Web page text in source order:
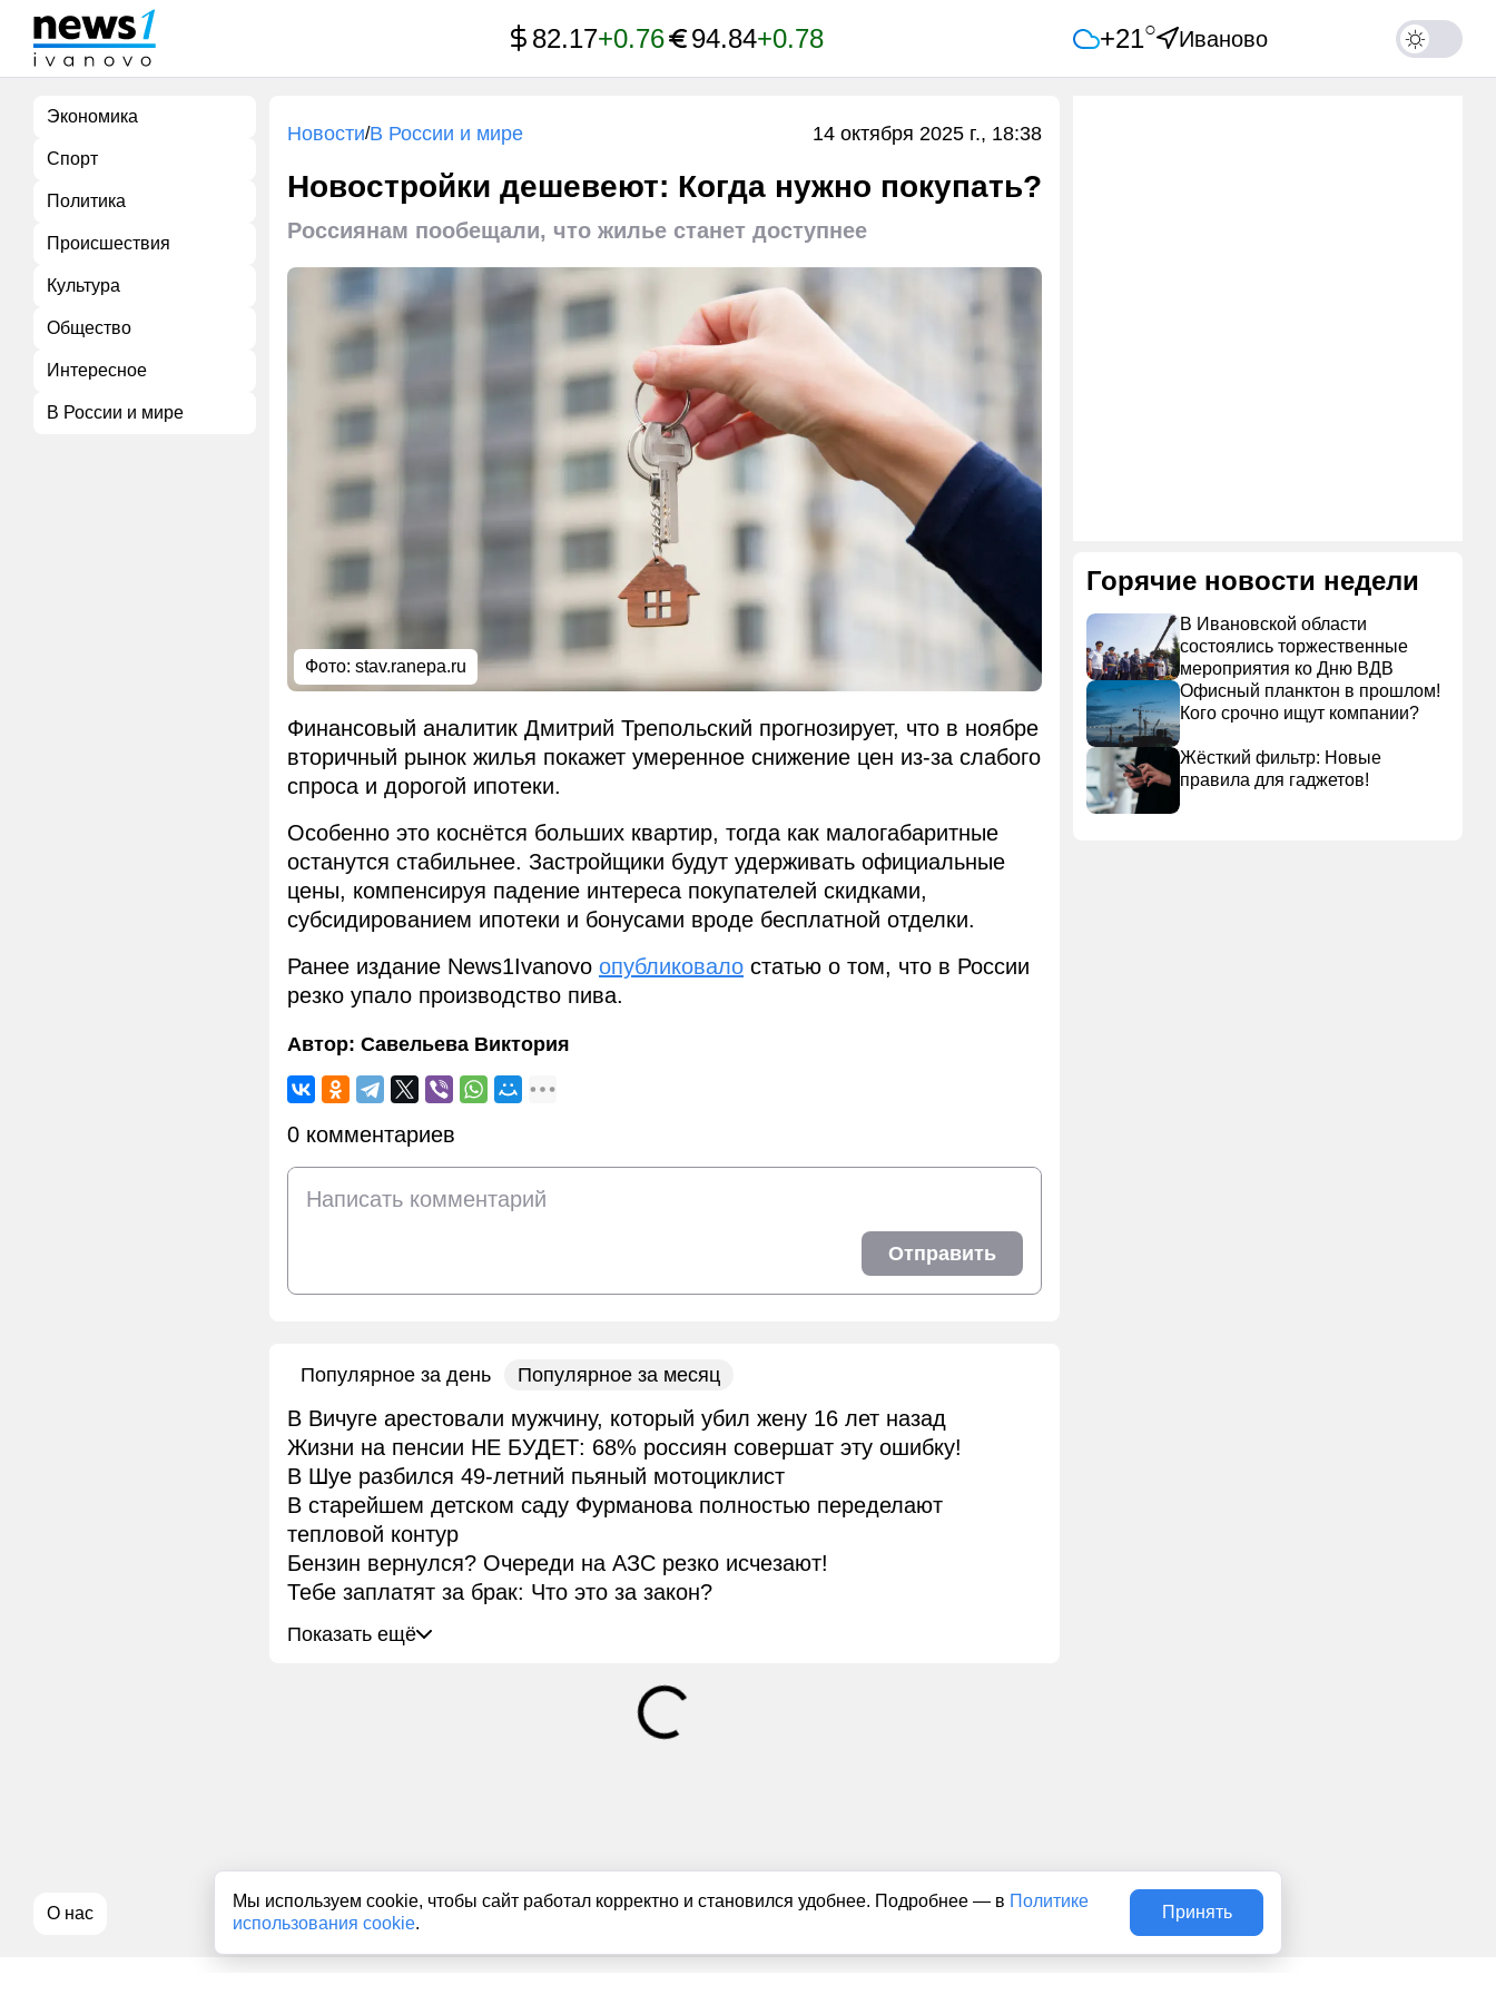
Мы используем cookie, чтобы сайт работал корректно и становился удобнее. Подробнее — в Политике
использования cookie.
Принять
82.17+0.76 94.84+0.78 +21○ Иваново
Экономика
Спорт
Политика
Происшествия
Культура
Общество
Интересное
В России и мире
О нас
Новости/В России и мире 14 октября 2025 г., 18:38
Новостройки дешевеют: Когда нужно покупать?
Россиянам пообещали, что жилье станет доступнее
Фото: stav.ranepa.ru
Финансовый аналитик Дмитрий Трепольский прогнозирует, что в ноябре
вторичный рынок жилья покажет умеренное снижение цен из-за слабого
спроса и дорогой ипотеки.
Особенно это коснётся больших квартир, тогда как малогабаритные
останутся стабильнее. Застройщики будут удерживать официальные
цены, компенсируя падение интереса покупателей скидками,
субсидированием ипотеки и бонусами вроде бесплатной отделки.
Ранее издание News1Ivanovo опубликовало статью о том, что в России
резко упало производство пива.
Автор: Савельева Виктория
0 комментариев
Отправить
Популярное за день Популярное за месяц
В Вичуге арестовали мужчину, который убил жену 16 лет назад
Жизни на пенсии НЕ БУДЕТ: 68% россиян совершат эту ошибку!
В Шуе разбился 49-летний пьяный мотоциклист
В старейшем детском саду Фурманова полностью переделают
тепловой контур
Бензин вернулся? Очереди на АЗС резко исчезают!
Тебе заплатят за брак: Что это за закон?
Показать ещё
Горячие новости недели
В Ивановской области
состоялись торжественные
мероприятия ко Дню ВДВ
Офисный планктон в прошлом!
Кого срочно ищут компании?
Жёсткий фильтр: Новые
правила для гаджетов!